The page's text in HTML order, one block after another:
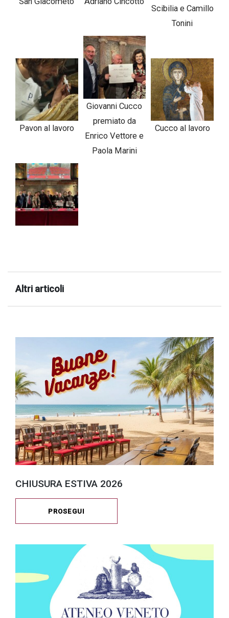
Scibilia e Camillo
Tonini
Pavon al lavoro
Giovanni Cucco
premiato da
Enrico Vettore e
Paola Marini
Cucco al lavoro
Altri articoli
CHIUSURA ESTIVA 2026
PROSEGUI